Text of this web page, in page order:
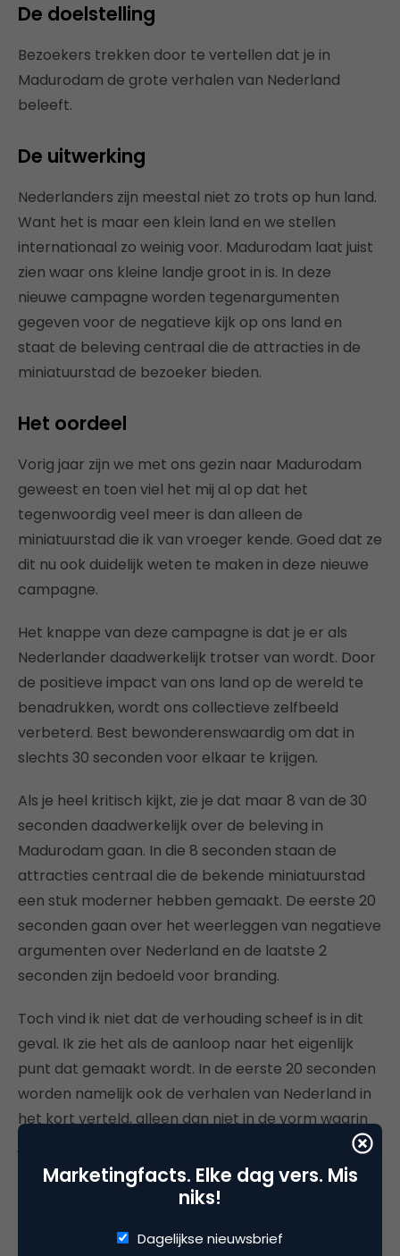
De doelstelling
Bezoekers trekken door te vertellen dat je in
Madurodam de grote verhalen van Nederland
beleeft.
De uitwerking
Nederlanders zijn meestal niet zo trots op hun land.
Want het is maar een klein land en we stellen
internationaal zo weinig voor. Madurodam laat juist
zien waar ons kleine landje groot in is. In deze
nieuwe campagne worden tegenargumenten
gegeven voor de negatieve kijk op ons land en
staat de beleving centraal die de attracties in de
miniatuurstad de bezoeker bieden.
Het oordeel
Vorig jaar zijn we met ons gezin naar Madurodam
geweest en toen viel het mij al op dat het
tegenwoordig veel meer is dan alleen de
miniatuurstad die ik van vroeger kende. Goed dat ze
dit nu ook duidelijk weten te maken in deze nieuwe
campagne.
Het knappe van deze campagne is dat je er als
Nederlander daadwerkelijk trotser van wordt. Door
de positieve impact van ons land op de wereld te
benadrukken, wordt ons collectieve zelfbeeld
verbeterd. Best bewonderenswaardig om dat in
slechts 30 seconden voor elkaar te krijgen.
Als je heel kritisch kijkt, zie je dat maar 8 van de 30
seconden daadwerkelijk over de beleving in
Madurodam gaan. In die 8 seconden staan de
attracties centraal die de bekende miniatuurstad
een stuk moderner hebben gemaakt. De eerste 20
seconden gaan over het weerleggen van negatieve
argumenten over Nederland en de laatste 2
seconden zijn bedoeld voor branding.
Toch vind ik niet dat de verhouding scheef is in dit
geval. Ik zie het als de aanloop naar het eigenlijk
punt dat gemaakt wordt. In de eerste 20 seconden
worden namelijk ook de verhalen van Nederland in
het kort verteld, alleen dan niet in de vorm waarin
je ze beleeft bij Madurodam. Maar de connectie is
er overduidelijk.
Marketingfacts. Elke dag vers. Mis
niks!
Dagelijkse nieuwsbrief